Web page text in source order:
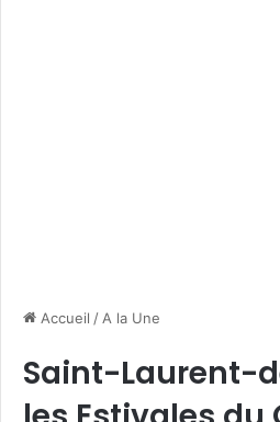
Accueil / A la Une
Saint-Laurent-